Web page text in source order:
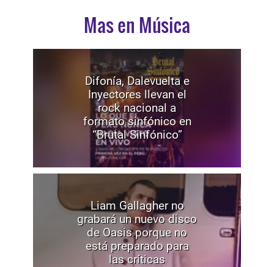
Mas en Música
Difonía, Dalevuelta e
Inyectores llevan el
rock nacional a
formato sinfónico en
“Brutal Sinfónico”
Liam Gallagher no
grabará un nuevo disco
de Oasis porque no
está preparado para
las críticas